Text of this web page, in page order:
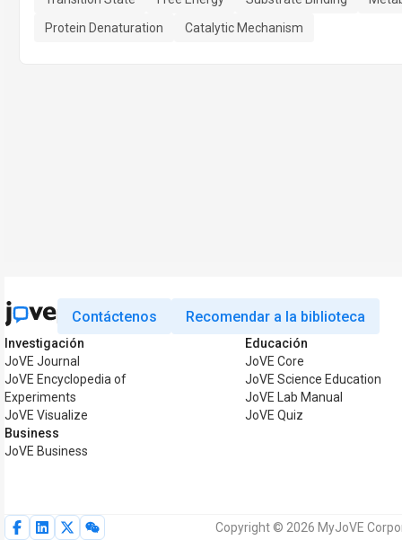
Protein Denaturation
Catalytic Mechanism
Contáctenos Recomendar a la biblioteca
Investigación
JoVE Journal
JoVE Encyclopedia of
Experiments
JoVE Visualize
Business
JoVE Business
Educación
JoVE Core
JoVE Science Education
JoVE Lab Manual
JoVE Quiz
Copyright © 2026 MyJoVE